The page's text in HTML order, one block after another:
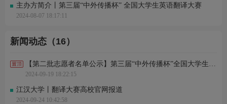
主办方简介丨第三届“中外传播杯” 全国大学生英语翻译大赛
2024-08-07 18:17:11
新闻动态（16）
【第二批志愿者名单公示】第三届“中外传播杯”全国大学生英语翻译大赛志愿者证书
2024-09-19 18:22:15
江汉大学丨翻译大赛高校官网报道
2024-09-24 10:42:58